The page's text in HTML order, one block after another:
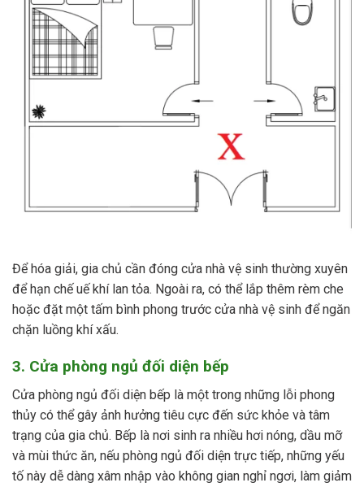
Để hóa giải, gia chủ cần đóng cửa nhà vệ sinh thường xuyên
để hạn chế uế khí lan tỏa. Ngoài ra, có thể lắp thêm rèm che
hoặc đặt một tấm bình phong trước cửa nhà vệ sinh để ngăn
chặn luồng khí xấu.
3. Cửa phòng ngủ đối diện bếp
Cửa phòng ngủ đối diện bếp là một trong những lỗi phong
thủy có thể gây ảnh hưởng tiêu cực đến sức khỏe và tâm
trạng của gia chủ. Bếp là nơi sinh ra nhiều hơi nóng, dầu mỡ
và mùi thức ăn, nếu phòng ngủ đối diện trực tiếp, những yếu
tố này dễ dàng xâm nhập vào không gian nghỉ ngơi, làm giảm